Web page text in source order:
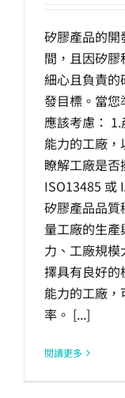
矽膠客製
生產製造
選購指南
公司介紹
聯繫洽詢
矽膠產品的
間，且因矽
細心且負責的
發目標。當您
應該考慮：
能力的工廠，
瞭解工廠是否
ISO13485 或
矽膠產品品質
量工廠的生
力、工廠規
擇具有良好
能力的工廠
率。 [...]
閱讀更多